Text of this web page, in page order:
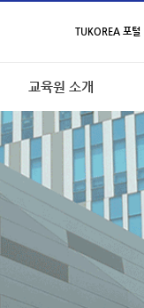
TUKOREA 포털
교육원 소개